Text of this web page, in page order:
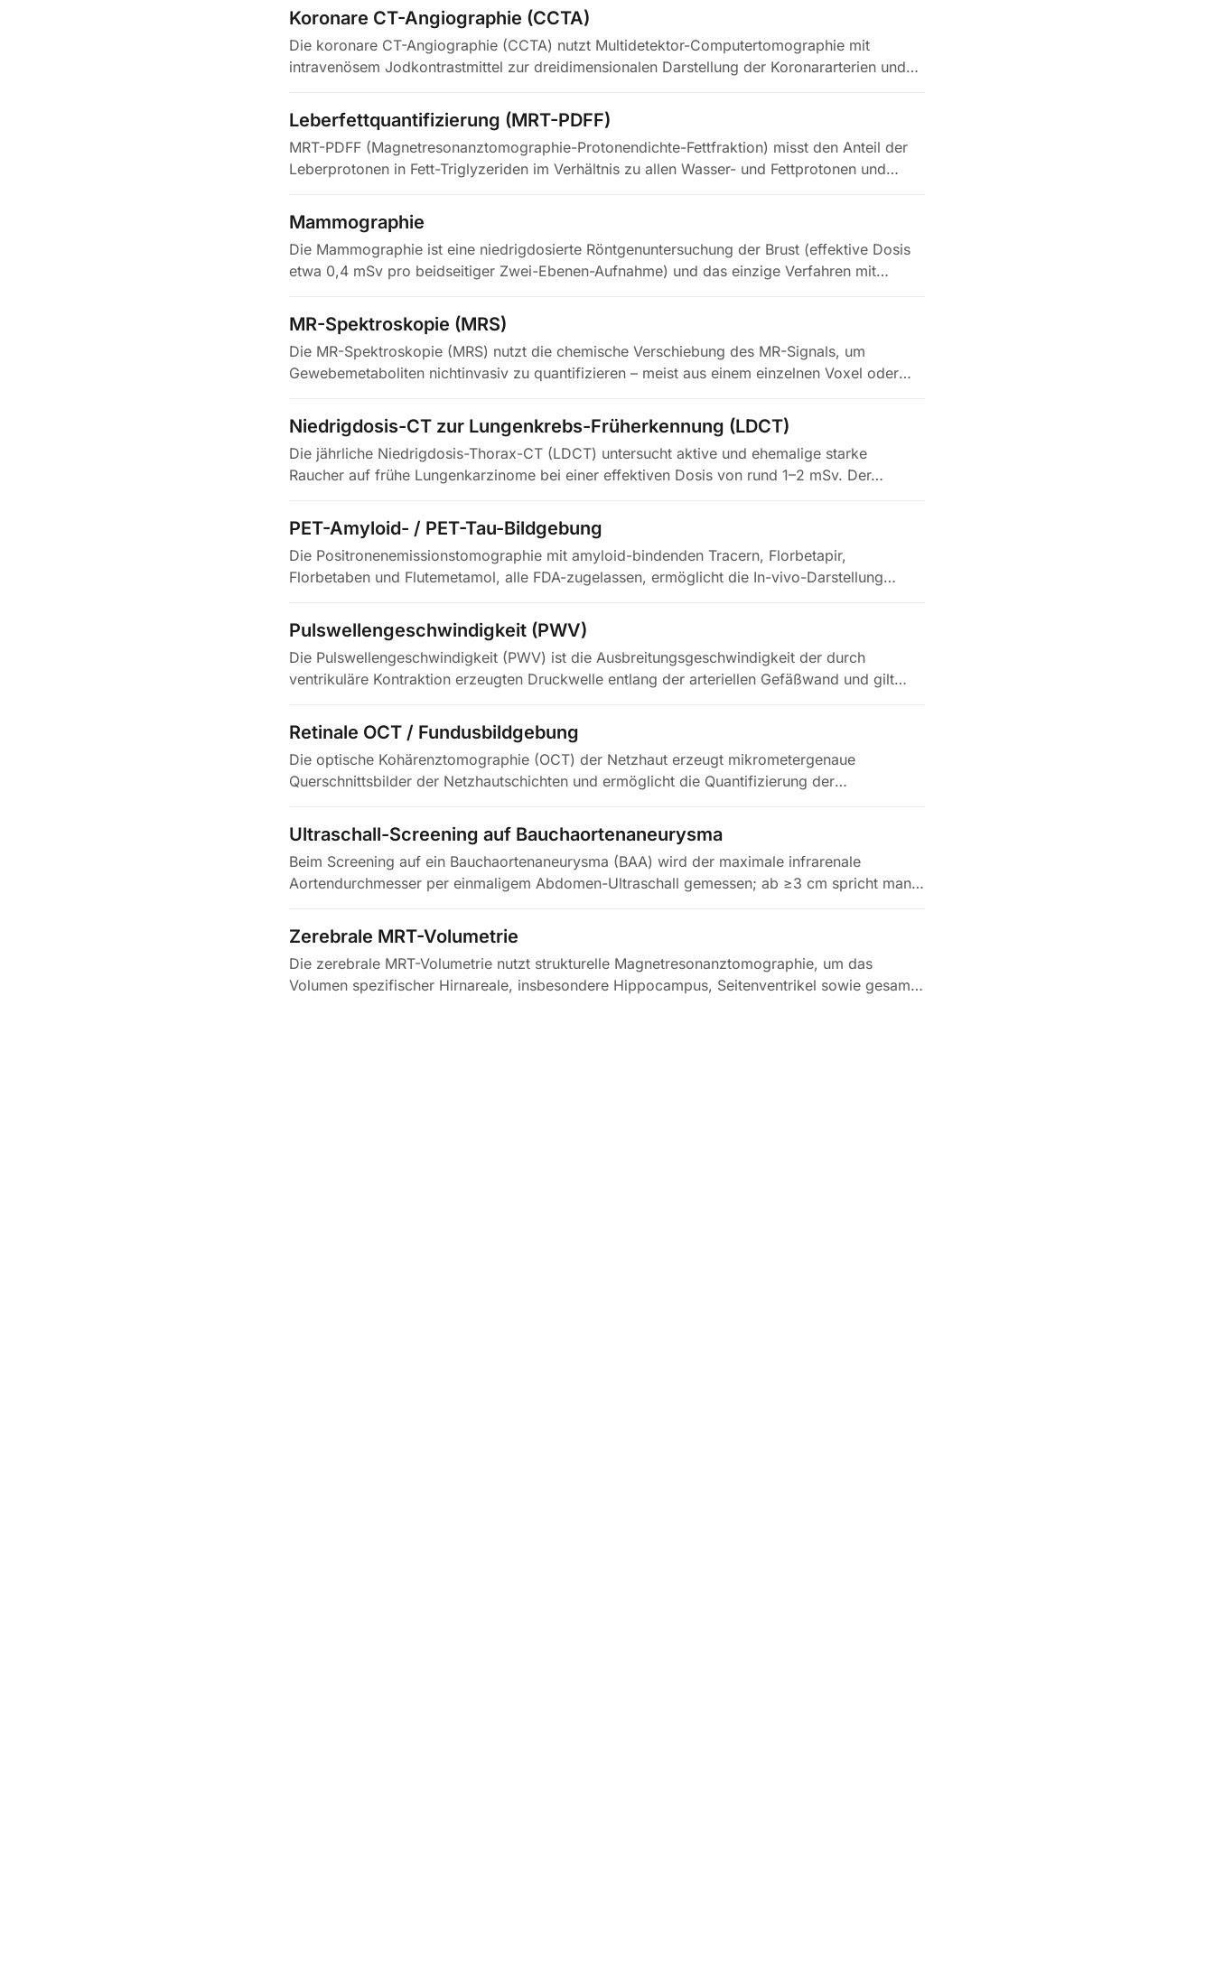
Koronare CT-Angiographie (CCTA)
Die koronare CT-Angiographie (CCTA) nutzt Multidetektor-Computertomographie mit
intravenösem Jodkontrastmittel zur dreidimensionalen Darstellung der Koronararterien und
Leberfettquantifizierung (MRT-PDFF)
MRT-PDFF (Magnetresonanztomographie-Protonendichte-Fettfraktion) misst den Anteil der
Leberprotonen in Fett-Triglyzeriden im Verhältnis zu allen Wasser- und Fettprotonen und…
Mammographie
Die Mammographie ist eine niedrigdosierte Röntgenuntersuchung der Brust (effektive Dosis
etwa 0,4 mSv pro beidseitiger Zwei-Ebenen-Aufnahme) und das einzige Verfahren mit…
MR-Spektroskopie (MRS)
Die MR-Spektroskopie (MRS) nutzt die chemische Verschiebung des MR-Signals, um
Gewebemetaboliten nichtinvasiv zu quantifizieren – meist aus einem einzelnen Voxel oder
Niedrigdosis-CT zur Lungenkrebs-Früherkennung (LDCT)
Die jährliche Niedrigdosis-Thorax-CT (LDCT) untersucht aktive und ehemalige starke
Raucher auf frühe Lungenkarzinome bei einer effektiven Dosis von rund 1–2 mSv. Der…
PET-Amyloid- / PET-Tau-Bildgebung
Die Positronenemissionstomographie mit amyloid-bindenden Tracern, Florbetapir,
Florbetaben und Flutemetamol, alle FDA-zugelassen, ermöglicht die In-vivo-Darstellung
Pulswellengeschwindigkeit (PWV)
Die Pulswellengeschwindigkeit (PWV) ist die Ausbreitungsgeschwindigkeit der durch
ventrikuläre Kontraktion erzeugten Druckwelle entlang der arteriellen Gefäßwand und gilt
Retinale OCT / Fundusbildgebung
Die optische Kohärenztomographie (OCT) der Netzhaut erzeugt mikrometergenaue
Querschnittsbilder der Netzhautschichten und ermöglicht die Quantifizierung der
Ultraschall-Screening auf Bauchaortenaneurysma
Beim Screening auf ein Bauchaortenaneurysma (BAA) wird der maximale infrarenale
Aortendurchmesser per einmaligem Abdomen-Ultraschall gemessen; ab ≥3 cm spricht man
Zerebrale MRT-Volumetrie
Die zerebrale MRT-Volumetrie nutzt strukturelle Magnetresonanztomographie, um das
Volumen spezifischer Hirnareale, insbesondere Hippocampus, Seitenventrikel sowie gesamte